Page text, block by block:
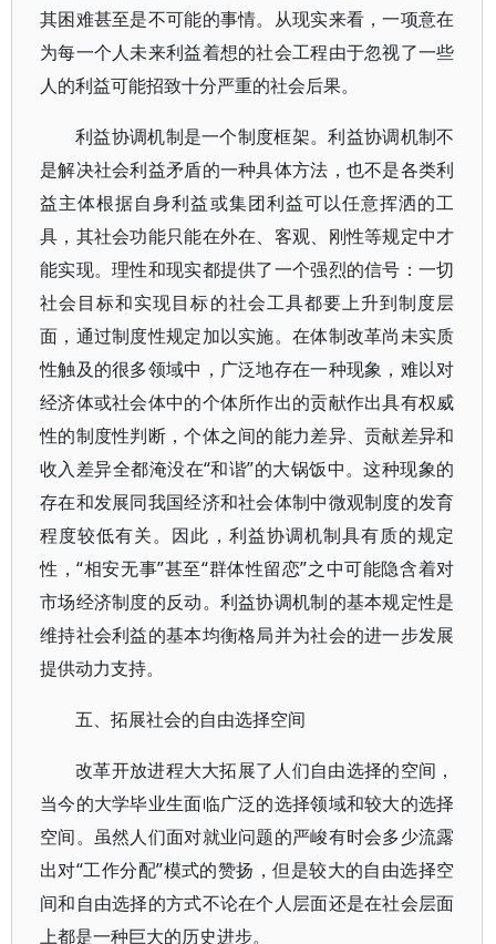
其困难甚至是不可能的事情。从现实来看，一项意在
为每一个人未来利益着想的社会工程由于忽视了一些
人的利益可能招致十分严重的社会后果。
利益协调机制是一个制度框架。利益协调机制不
是解决社会利益矛盾的一种具体方法，也不是各类利
益主体根据自身利益或集团利益可以任意挥洒的工
具，其社会功能只能在外在、客观、刚性等规定中才
能实现。理性和现实都提供了一个强烈的信号：一切
社会目标和实现目标的社会工具都要上升到制度层
面，通过制度性规定加以实施。在体制改革尚未实质
性触及的很多领域中，广泛地存在一种现象，难以对
经济体或社会体中的个体所作出的贡献作出具有权威
性的制度性判断，个体之间的能力差异、贡献差异和
收入差异全都淹没在“和谐”的大锅饭中。这种现象的
存在和发展同我国经济和社会体制中微观制度的发育
程度较低有关。因此，利益协调机制具有质的规定
性，“相安无事”甚至“群体性留恋”之中可能隐含着对
市场经济制度的反动。利益协调机制的基本规定性是
维持社会利益的基本均衡格局并为社会的进一步发展
提供动力支持。
五、拓展社会的自由选择空间
改革开放进程大大拓展了人们自由选择的空间，
当今的大学毕业生面临广泛的选择领域和较大的选择
空间。虽然人们面对就业问题的严峻有时会多少流露
出对“工作分配”模式的赞扬，但是较大的自由选择空
间和自由选择的方式不论在个人层面还是在社会层面
上都是一种巨大的历史进步。